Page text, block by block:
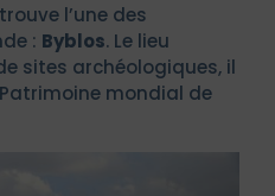
l’une des
: Byblos. Le lieu
sites archéologiques, il
mondial de